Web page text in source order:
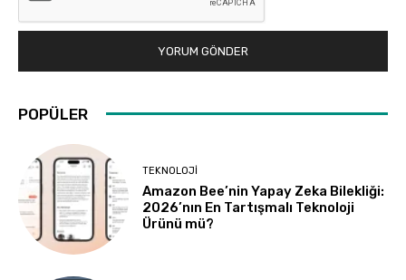
POPÜLER
TEKNOLOJI
Amazon Bee’nin Yapay Zeka Bilekliği:
2026’nın En Tartışmalı Teknoloji
Ürünü mü?